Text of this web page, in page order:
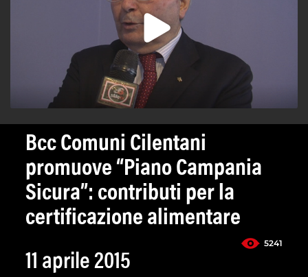
Bcc Comuni Cilentani
promuove “Piano Campania
Sicura”: contributi per la
certificazione alimentare
5241
11 aprile 2015